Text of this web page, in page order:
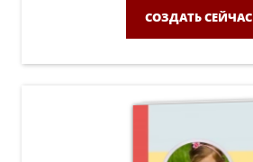
СОЗДАТЬ СЕЙЧАС